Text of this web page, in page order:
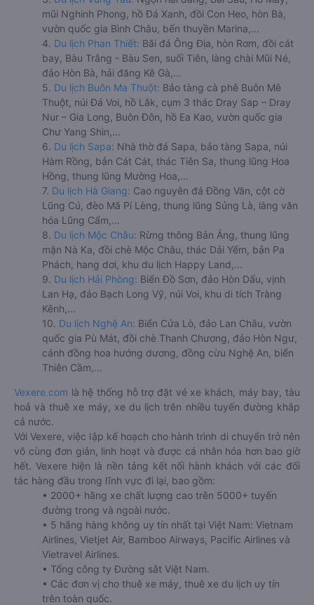
mũi Nghinh Phong, hồ Đá Xanh, đồi Con Heo, hòn Bà,
vườn quốc gia Bình Châu, bến thuyền Marina,...
4. Du lịch Phan Thiết: Bãi đá Ông Địa, hòn Rơm, đồi cát
bay, Bàu Trắng - Bàu Sen, suối Tiên, làng chài Mũi Né,
đảo Hòn Bà, hải đăng Kê Gà,...
5. Du lịch Buôn Ma Thuột: Bảo tàng cà phê Buôn Mê
Thuột, núi Đá Voi, hồ Lắk, cụm 3 thác Dray Sap – Dray
Nur – Gia Long, Buôn Đôn, hồ Ea Kao, vườn quốc gia
Chư Yang Shin,...
6. Du lịch Sapa: Nhà thờ đá Sapa, bảo tàng Sapa, núi
Hàm Rồng, bản Cát Cát, thác Tiên Sa, thung lũng Hoa
Hồng, thung lũng Mường Hoa,...
7. Du lịch Hà Giang: Cao nguyên đá Đồng Văn, cột cờ
Lũng Cú, đèo Mã Pí Lèng, thung lũng Sủng Là, làng văn
hóa Lũng Cẩm,...
8. Du lịch Mộc Châu: Rừng thông Bản Áng, thung lũng
mận Nà Ka, đồi chè Mộc Châu, thác Dải Yếm, bản Pa
Phách, hang dơi, khu du lịch Happy Land,...
9. Du lịch Hải Phòng: Biển Đồ Sơn, đảo Hòn Dấu, vịnh
Lan Hạ, đảo Bạch Long Vỹ, núi Voi, khu di tích Tràng
Kênh,...
10. Du lịch Nghệ An: Biển Cửa Lò, đảo Lan Châu, vườn
quốc gia Pù Mát, đồi chè Thanh Chương, đảo Hòn Ngư,
cánh đồng hoa hướng dương, đồng cừu Nghệ An, biển
Thiên Cầm,...
Vexere.com là hệ thống hỗ trợ đặt vé xe khách, máy bay, tàu
hoả và thuê xe máy, xe du lịch trên nhiều tuyến đường khắp
cả nước.
Với Vexere, việc lập kế hoạch cho hành trình di chuyển trở nên
vô cùng đơn giản, linh hoạt và được cá nhân hóa hơn bao giờ
hết. Vexere hiện là nền tảng kết nối hành khách với các đối
tác hàng đầu trong lĩnh vực đi lại, bao gồm:
• 2000+ hãng xe chất lượng cao trên 5000+ tuyến
đường trong và ngoài nước.
• 5 hãng hàng không uy tín nhất tại Việt Nam: Vietnam
Airlines, Vietjet Air, Bamboo Airways, Pacific Airlines và
Vietravel Airlines.
• Tổng công ty Đường sắt Việt Nam.
• Các đơn vị cho thuê xe máy, thuê xe du lịch uy tín
trên toàn quốc.